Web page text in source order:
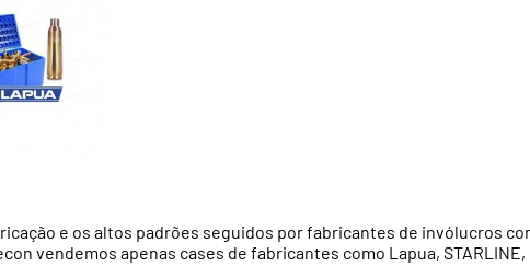
e os altos padrões seguidos por fabricantes de invólucros
vendemos apenas cases de fabricantes como Lapua, STARLINE,